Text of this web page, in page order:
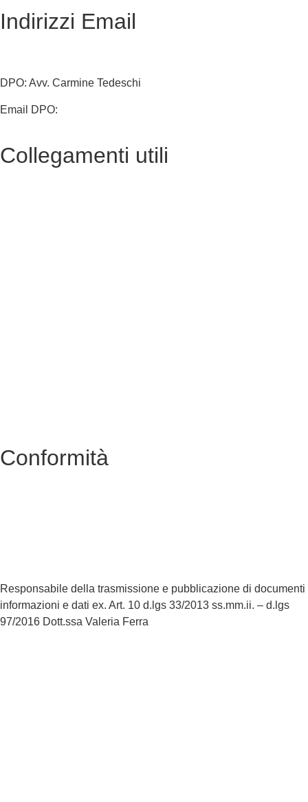
Indirizzi Email
DPO: Avv. Carmine Tedeschi
Email DPO:
Collegamenti utili
Conformità
Responsabile della trasmissione e pubblicazione di documenti
informazioni e dati ex. Art. 10 d.lgs 33/2013 ss.mm.ii. – d.lgs
97/2016 Dott.ssa Valeria Ferra